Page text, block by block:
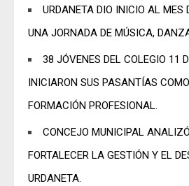
URDANETA DIO INICIO AL MES
UNA JORNADA DE MÚSICA,
38 JÓVENES DEL COLEGIO 11
INICIARON SUS PASANTÍAS
FORMACIÓN PROFESIONAL.
CONCEJO MUNICIPAL
FORTALECER LA GESTIÓN Y EL
URDANETA.